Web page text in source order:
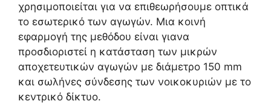
χρησιμοποιείται για να επιθεωρήσουμε οπτικά
το εσωτερικό των αγωγών. Μια κοινή
εφαρμογή της μεθόδου είναι γιανα
προσδιοριστεί η κατάσταση των μικρών
αποχετευτικών αγωγών με διάμετρο 150 mm
και σωλήνες σύνδεσης των νοικοκυριών με το
κεντρικό δίκτυο.